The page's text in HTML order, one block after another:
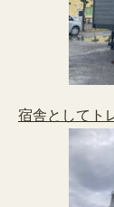
宿舎としてト